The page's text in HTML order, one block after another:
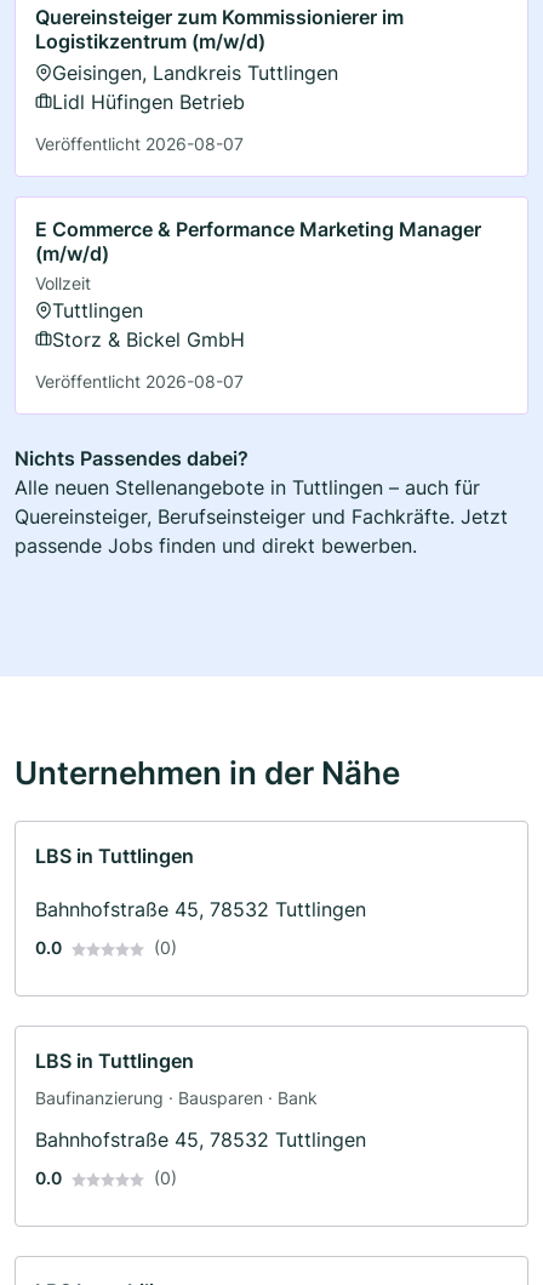
Quereinsteiger zum Kommissionierer im
Logistikzentrum (m/w/d)
Geisingen, Landkreis Tuttlingen
Lidl Hüfingen Betrieb
Veröffentlicht 2026-08-07
E Commerce & Performance Marketing Manager
(m/w/d)
Vollzeit
Tuttlingen
Storz & Bickel GmbH
Veröffentlicht 2026-08-07
Nichts Passendes dabei?
Alle neuen Stellenangebote in Tuttlingen – auch für
Quereinsteiger, Berufseinsteiger und Fachkräfte. Jetzt
passende Jobs finden und direkt bewerben.
Unternehmen in der Nähe
LBS in Tuttlingen
Bahnhofstraße 45, 78532 Tuttlingen
0.0 (0)
LBS in Tuttlingen
Baufinanzierung · Bausparen · Bank
Bahnhofstraße 45, 78532 Tuttlingen
0.0 (0)